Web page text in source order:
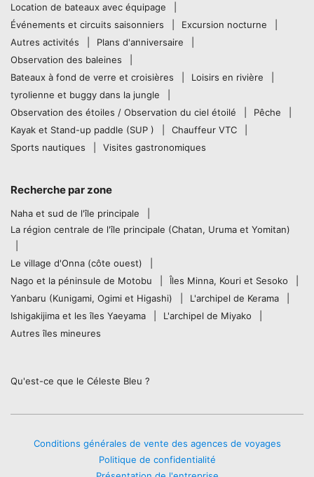
Location de bateaux avec équipage
Événements et circuits saisonniers
Excursion nocturne
Autres activités
Plans d'anniversaire
Observation des baleines
Bateaux à fond de verre et croisières
Loisirs en rivière
tyrolienne et buggy dans la jungle
Observation des étoiles / Observation du ciel étoilé
Pêche
Kayak et Stand-up paddle (SUP )
Chauffeur VTC
Sports nautiques
Visites gastronomiques
Recherche par zone
Naha et sud de l'île principale
La région centrale de l'île principale (Chatan, Uruma et Yomitan)
Le village d'Onna (côte ouest)
Nago et la péninsule de Motobu
Îles Minna, Kouri et Sesoko
Yanbaru (Kunigami, Ogimi et Higashi)
L'archipel de Kerama
Ishigakijima et les îles Yaeyama
L'archipel de Miyako
Autres îles mineures
Qu'est-ce que le Céleste Bleu ?
Conditions générales de vente des agences de voyages
Politique de confidentialité